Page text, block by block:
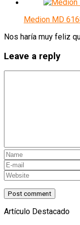
Medion MD
Nos haría muy feliz
Leave a reply
Artículo Destacado